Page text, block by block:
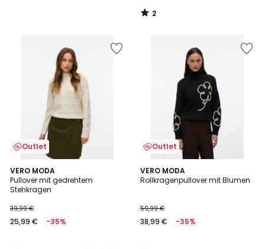
2
/
Outlet
VERO MODA
Pullover mit gedrehtem
Stehkragen
39,99 €
25,99 € -35%
1,7
/
5
3
Farben
Outlet
VERO MODA
Rollkragenpullover mit Blumen
59,99 €
38,99 € -35%
5
/